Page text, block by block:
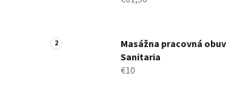
Masážna pracovná obuv
Sanitaria
€10